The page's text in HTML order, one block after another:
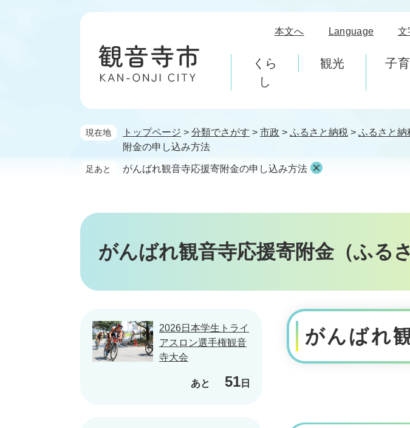
本文へ Language 文
くら
し
観光
子
現在地 トップページ > 分類でさがす > 市政 > ふるさと納税 > ふるさと納
附金の申し込み方法
足あと がんばれ観音寺応援寄附金の申し込み方法
がんばれ観音寺応援寄附金（ふる
本
文
がんばれ
2026日本学生トライ
アスロン選手権観音
寺大会
あと 51 日